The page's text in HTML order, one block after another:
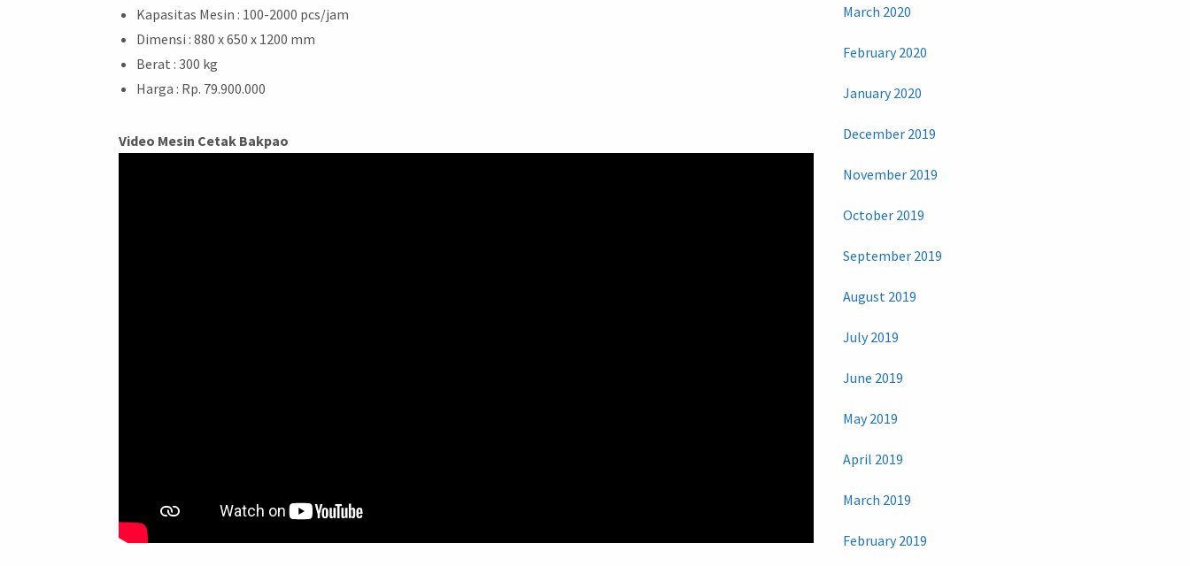
Kapasitas Mesin : 100-2000 pcs/jam
Dimensi : 880 x 650 x 1200 mm
Berat : 300 kg
Harga : Rp. 79.900.000
Video Mesin Cetak Bakpao
March 2020
February 2020
January 2020
December 2019
November 2019
October 2019
September 2019
August 2019
July 2019
June 2019
May 2019
April 2019
March 2019
February 2019